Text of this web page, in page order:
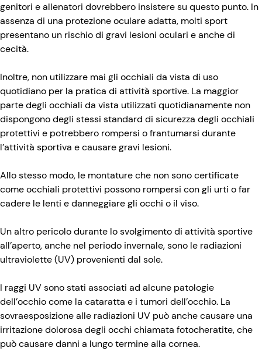
genitori e allenatori dovrebbero insistere su questo punto. In
assenza di una protezione oculare adatta, molti sport
presentano un rischio di gravi lesioni oculari e anche di
cecità.
Inoltre, non utilizzare mai gli occhiali da vista di uso
quotidiano per la pratica di attività sportive. La maggior
parte degli occhiali da vista utilizzati quotidianamente non
dispongono degli stessi standard di sicurezza degli occhiali
protettivi e potrebbero rompersi o frantumarsi durante
l’attività sportiva e causare gravi lesioni.
Allo stesso modo, le montature che non sono certificate
come occhiali protettivi possono rompersi con gli urti o far
cadere le lenti e danneggiare gli occhi o il viso.
Un altro pericolo durante lo svolgimento di attività sportive
all’aperto, anche nel periodo invernale, sono le radiazioni
ultraviolette (UV) provenienti dal sole.
I raggi UV sono stati associati ad alcune patologie
dell’occhio come la cataratta e i tumori dell’occhio. La
sovraesposizione alle radiazioni UV può anche causare una
irritazione dolorosa degli occhi chiamata fotocheratite, che
può causare danni a lungo termine alla cornea.